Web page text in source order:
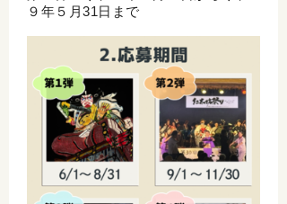
９年５月31日まで